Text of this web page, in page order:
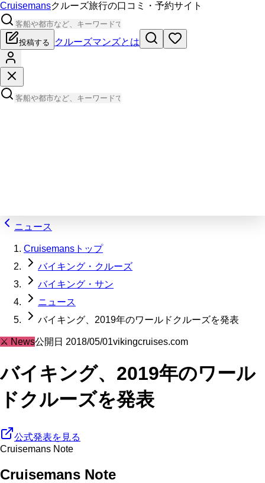
Cruisemansクルーズ旅行の口コミ・予約サイト
投稿する クルーズマンズとは
ニュース
Cruisemansトップ
バイキング・クルーズ
バイキング・サン
ニュース
バイキング、2019年のワールドクルーズを発表
⚔️ News公開日 2018/05/01vikingcruises.com
バイキング、2019年のワール
ドクルーズを発表
公式発表を見る
Cruisemans Note
Cruisemans Note